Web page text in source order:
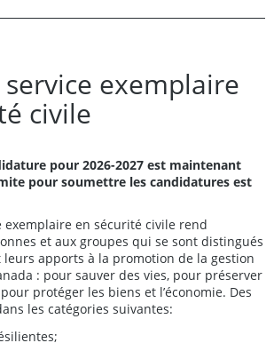
exemplaire
civile
pour 2026-2027 est maintenant
pour soumettre les candidatures est
exemplaire en sécurité civile rend
et aux groupes qui se sont distingués
apports à la promotion de la gestion
: pour sauver des vies, pour préserver
protéger les biens et l’économie. Des
les catégories suivantes: